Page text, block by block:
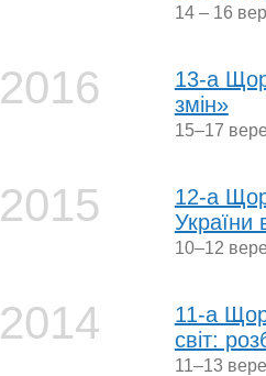
14 – 16
2016
13-а
змін»
15–17
2015
12-а
України
10–12
2014
11-а
світ:
11–13